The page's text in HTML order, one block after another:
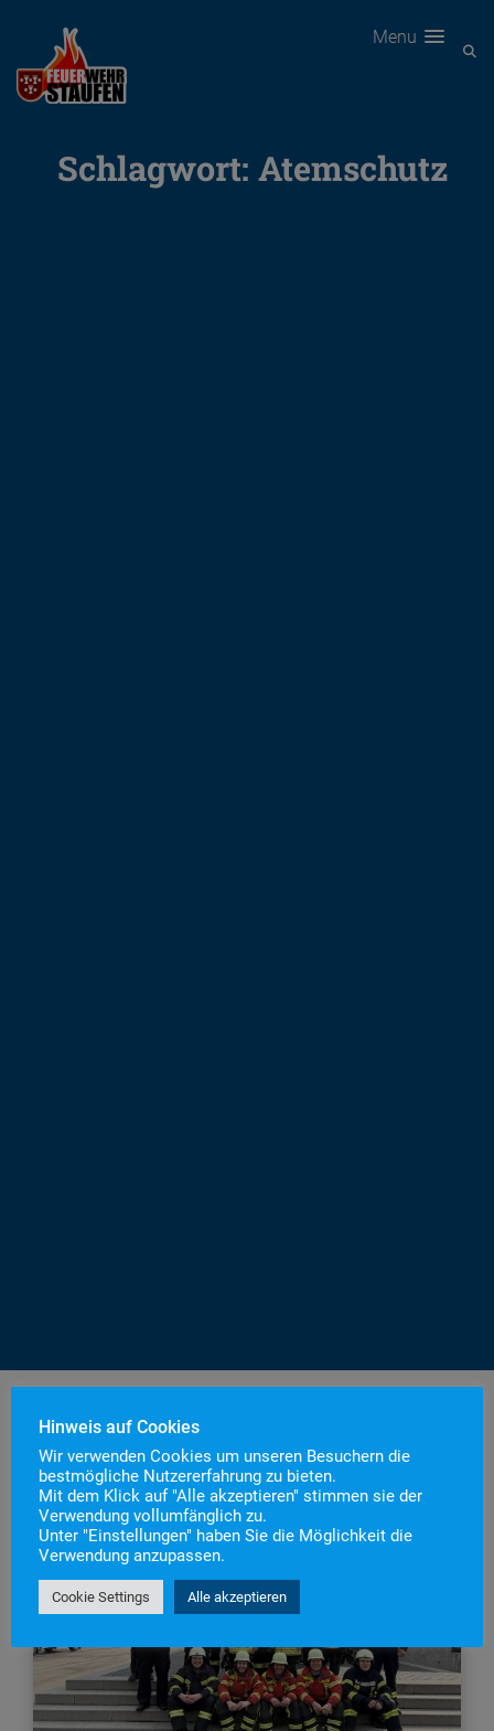
Menu
Schlagwort: Atemschutz
Hinweis auf Cookies
Wir verwenden Cookies um unseren Besuchern die
bestmögliche Nutzererfahrung zu bieten.
Mit dem Klick auf "Alle akzeptieren" stimmen sie der
Verwendung vollumfänglich zu.
Unter "Einstellungen" haben Sie die Möglichkeit die
Verwendung anzupassen.
Cookie Settings Alle akzeptieren